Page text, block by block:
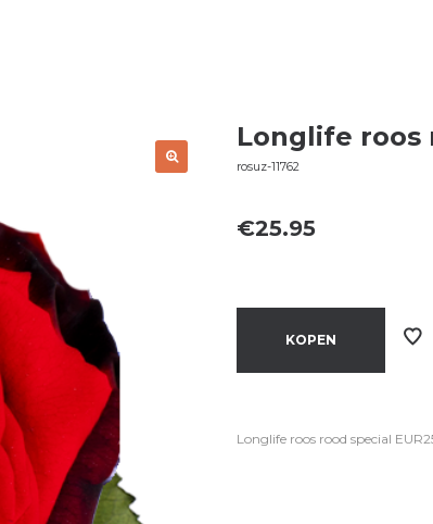
Longlife roos
rosuz-11762
€25.95
KOPEN
Longlife roos rood special